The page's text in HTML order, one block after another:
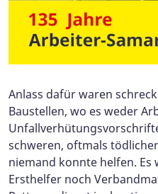
Anlass dafür waren
Baustellen, wo es weder
schweren, oftmals
niemand konnte helfen.
Ersthelfer noch